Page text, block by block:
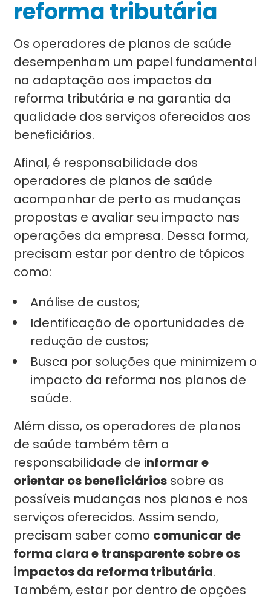
reforma tributária
Os operadores de planos de saúde
desempenham um papel fundamental
na adaptação aos impactos da
reforma tributária e na garantia da
qualidade dos serviços oferecidos aos
beneficiários.
Afinal, é responsabilidade dos
operadores de planos de saúde
acompanhar de perto as mudanças
propostas e avaliar seu impacto nas
operações da empresa. Dessa forma,
precisam estar por dentro de tópicos
como:
Análise de custos;
Identificação de oportunidades de
redução de custos;
Busca por soluções que minimizem o
impacto da reforma nos planos de
saúde.
Além disso, os operadores de planos
de saúde também têm a
responsabilidade de informar e
orientar os beneficiários sobre as
possíveis mudanças nos planos e nos
serviços oferecidos. Assim sendo,
precisam saber como comunicar de
forma clara e transparente sobre os
impactos da reforma tributária.
Também, estar por dentro de opções